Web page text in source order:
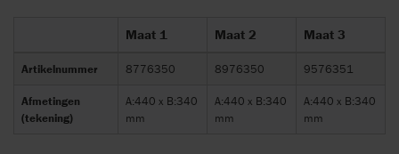
Maat 1 Maat 2 Maat 3
Artikelnummer 8776350 8976350 9576351
Afmetingen
(tekening)
A:440 x B:340
mm
A:440 x B:340
mm
A:440 x B:340
mm